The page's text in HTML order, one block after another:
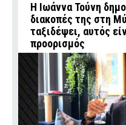
Η Ιωάννα Τούνη
διακοπές της στη
ταξιδέψει, αυτός
προορισμός